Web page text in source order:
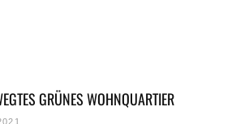
GRÜNES WOHNQUARTIER